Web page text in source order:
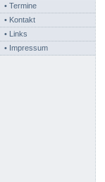
• Termine
• Kontakt
• Links
• Impressum